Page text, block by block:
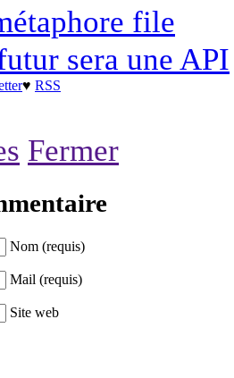
file
sera une API
♥ RSS
Fermer
Nom (requis)
Mail (requis)
Site web